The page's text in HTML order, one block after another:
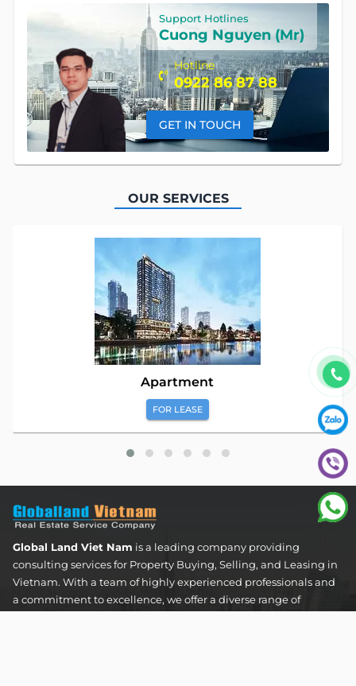
Support Hotlines
Cuong Nguyen (Mr)
Hotline
0922 86 87 88
GET IN TOUCH
OUR SERVICES
Apartment
FOR LEASE
Global Land Viet Nam is a leading company providing
consulting services for Property Buying, Selling, and Leasing in
Vietnam. With a team of highly experienced professionals and
a commitment to excellence, we offer a diverse range of